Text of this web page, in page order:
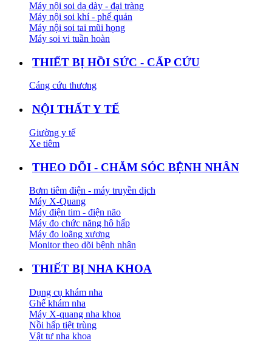
Máy nội soi dạ dày - đại tràng
Máy nội soi khí - phế quản
Máy nội soi tai mũi họng
Máy soi vi tuần hoàn
THIẾT BỊ HỒI SỨC - CẤP CỨU
Cáng cứu thương
NỘI THẤT Y TẾ
Giường y tế
Xe tiêm
THEO DÕI - CHĂM SÓC BỆNH NHÂN
Bơm tiêm điện - máy truyền dịch
Máy X-Quang
Máy điện tim - điện não
Máy đo chức năng hô hấp
Máy đo loãng xương
Monitor theo dõi bệnh nhân
THIẾT BỊ NHA KHOA
Dụng cụ khám nha
Ghế khám nha
Máy X-quang nha khoa
Nồi hấp tiệt trùng
Vật tư nha khoa